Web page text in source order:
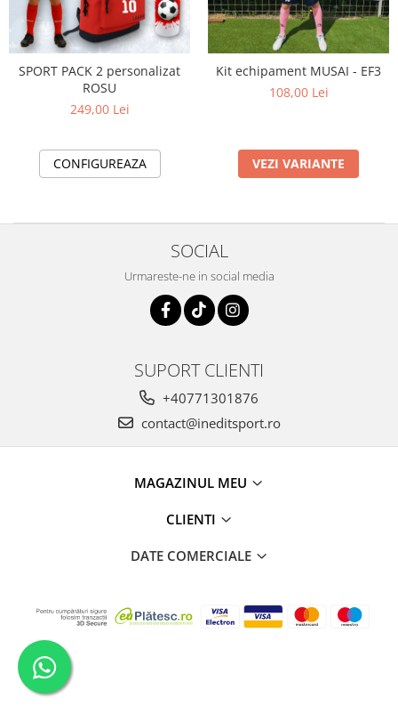
SPORT PACK 2 personalizat
ROSU
249,00 Lei
CONFIGUREAZA
Kit echipament MUSAI - EF3
108,00 Lei
VEZI VARIANTE
SOCIAL
Urmareste-ne in social media
SUPORT CLIENTI
+40771301876
contact@ineditsport.ro
MAGAZINUL MEU
CLIENTI
DATE COMERCIALE